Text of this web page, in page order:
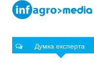
Думка експерта